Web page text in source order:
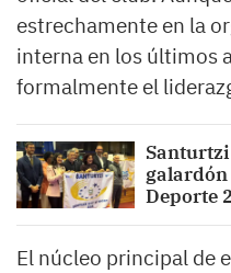
estrechamente en la
interna en los últimos
formalmente el
Deporte
El núcleo principal de